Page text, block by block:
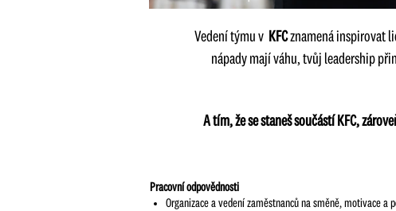
Vedení týmu v KFCznamená inspirovat
nápady mají váhu, tvůj leadership
A tím, že se staneš součástí KFC,
Pracovní odpovědnosti
Organizace a vedení zaměstnanců na směně, motivace a